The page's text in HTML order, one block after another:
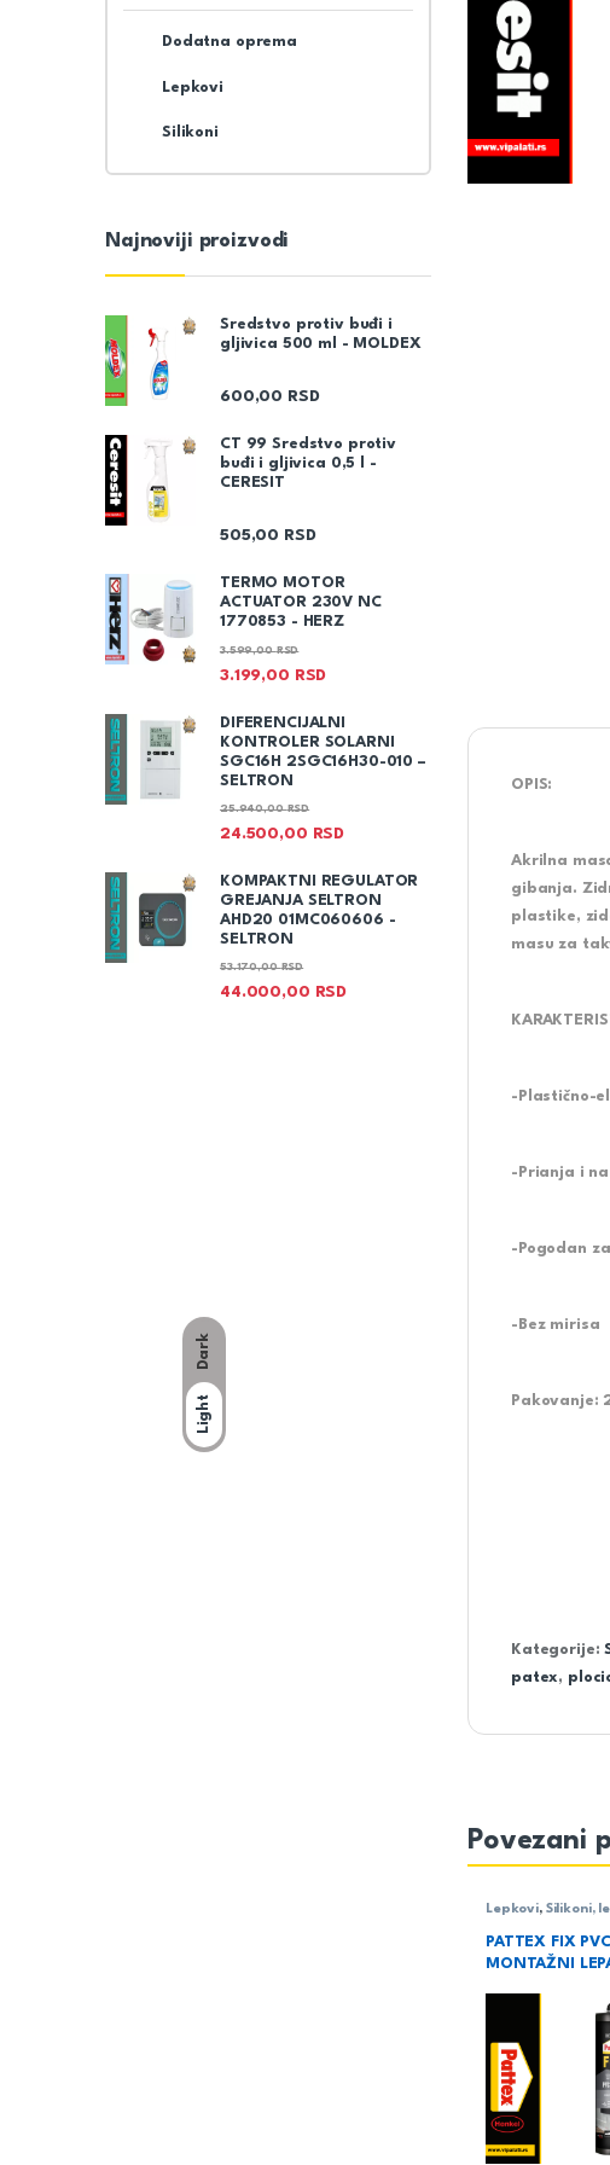
Dark
Light
OPIS:
Akrilna
gibanja.
plastike,
masu za
-Plastično-
-Prianja i
-Pogodan
-Bez mirisa
Pakovanje:
Kategorije:
patex,
Povezani
Lepkovi, Silikoni,
PATTEX FIX
MONTAŽNI
Dodatna oprema
Lepkovi
Silikoni
Najnoviji proizvodi
Sredstvo protiv buđi i
gljivica 500 ml - MOLDEX
600,00 RSD
CT 99 Sredstvo protiv
buđi i gljivica 0,5 l -
CERESIT
505,00 RSD
TERMO MOTOR
ACTUATOR 230V NC
1770853 - HERZ
3.199,00 RSD
3.599,00RSD
DIFERENCIJALNI
KONTROLER SOLARNI
SGC16H 2SGC16H30-010 –
SELTRON
24.500,00 RSD
25.940,00RSD
KOMPAKTNI REGULATOR
GREJANJA SELTRON
AHD20 01MC060606 -
SELTRON
44.000,00 RSD
53.170,00RSD